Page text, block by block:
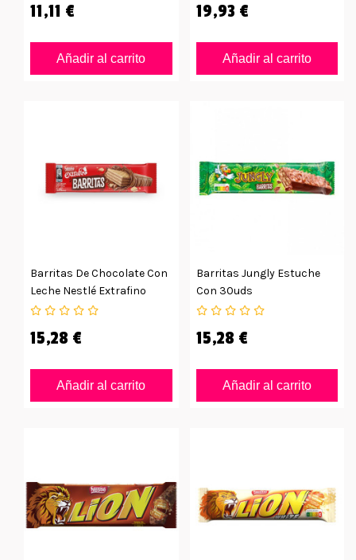
11,11 €
Añadir al carrito
19,93 €
Añadir al carrito
Barritas De Chocolate Con
Leche Nestlé Extrafino
30ud
15,28 €
Añadir al carrito
Barritas Jungly Estuche
Con 30uds
15,28 €
Añadir al carrito